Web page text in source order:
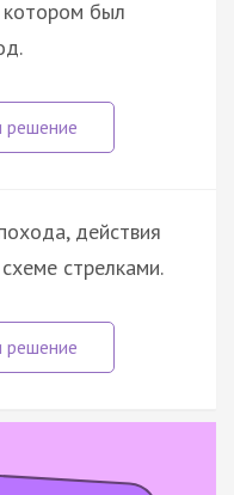
котором был
действия
стрелками.